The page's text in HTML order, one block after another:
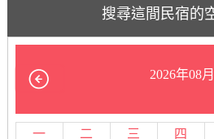
搜尋這間民宿的
2026年08月
一 二 三 四